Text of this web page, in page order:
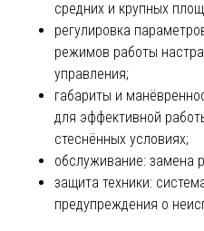
средних и крупных
регулировка
режимов работы
управления;
габариты и
для эффективной
стеснённых условиях;
обслуживание: замена
защита техники:
предупреждения о